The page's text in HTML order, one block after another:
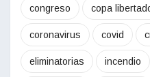
congreso copa
coronavirus covid
eliminatorias incendio